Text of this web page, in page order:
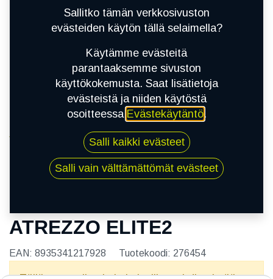
165/70R14 81T SAILUN ATREZZO ELITE2
ATREZZO ELITE2
EAN: 8935341217928 Tuotekoodi: 276454
Sallitko tämän verkkosivuston
evästeiden käytön tällä selaimella?
Käytämme evästeitä
parantaaksemme sivuston
käyttökokemusta. Saat lisätietoja
evästeistä ja niiden käytöstä
osoitteessa Evästekäytäntö.
Salli kaikki evästeet
Salli vain välttämättömät evästeet